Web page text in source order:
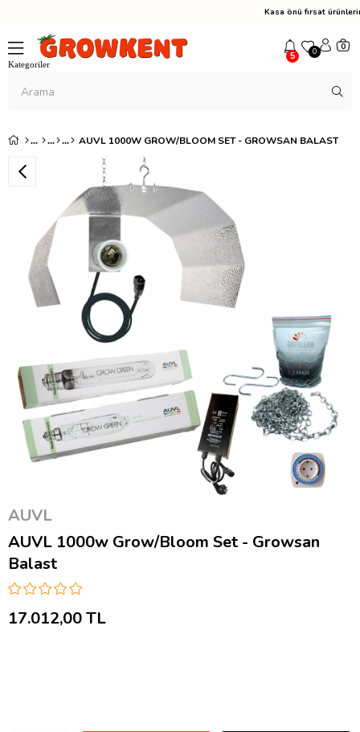
Kasa önü fırsat
5 0 0
AUVL 1000W GROW/BLOOM SET - GROWSAN BALAST
AUVL
AUVL 1000w Grow/Bloom Set - Growsan
Balast
17.012,00 TL